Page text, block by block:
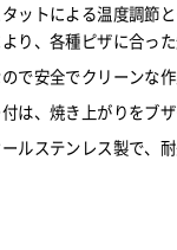
ットによる温度調節
り、各種ピザに合っ
で安全でクリーンな
は、焼き上がりをブ
ルステンレス製で、